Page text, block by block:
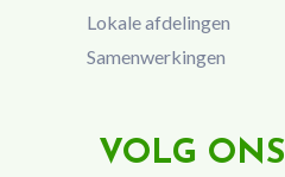
Lokale afdelingen
Samenwerkingen
VOLG ONS